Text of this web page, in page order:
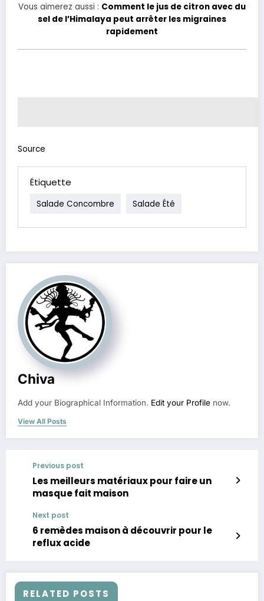
Vous aimerez aussi : Comment le jus de citron avec du
sel de l’Himalaya peut arrêter les migraines
rapidement
Source
Étiquette
Salade Concombre Salade Été
Chiva
Add your Biographical Information. Edit your Profile now.
View All Posts
Previous post
Les meilleurs matériaux pour faire un
masque fait maison
Next post
6 remèdes maison à découvrir pour le
reflux acide
RELATED POSTS